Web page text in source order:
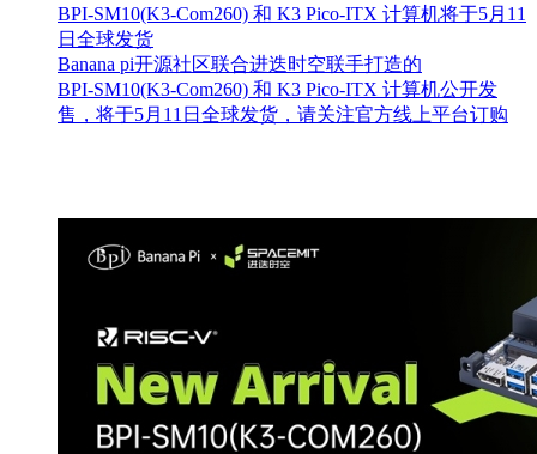
BPI‑SM10(K3-Com260) 和 K3 Pico‑ITX 计算机将于5月11
日全球发货
Banana pi开源社区联合进迭时空联手打造的
BPI‑SM10(K3-Com260) 和 K3 Pico‑ITX 计算机公开发
售，将于5月11日全球发货，请关注官方线上平台订购